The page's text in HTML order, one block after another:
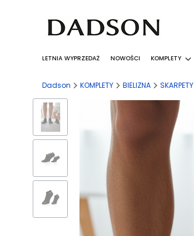
LETNIA WYPRZEDAŻ NOWOŚCI KOMPLETY
Dadson KOMPLETY BIELIZNA SKARPETY